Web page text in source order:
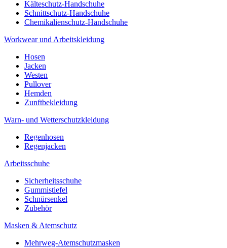
Kälteschutz-Handschuhe
Schnittschutz-Handschuhe
Chemikalienschutz-Handschuhe
Workwear und Arbeitskleidung
Hosen
Jacken
Westen
Pullover
Hemden
Zunftbekleidung
Warn- und Wetterschutzkleidung
Regenhosen
Regenjacken
Arbeitsschuhe
Sicherheitsschuhe
Gummistiefel
Schnürsenkel
Zubehör
Masken & Atemschutz
Mehrweg-Atemschutzmasken